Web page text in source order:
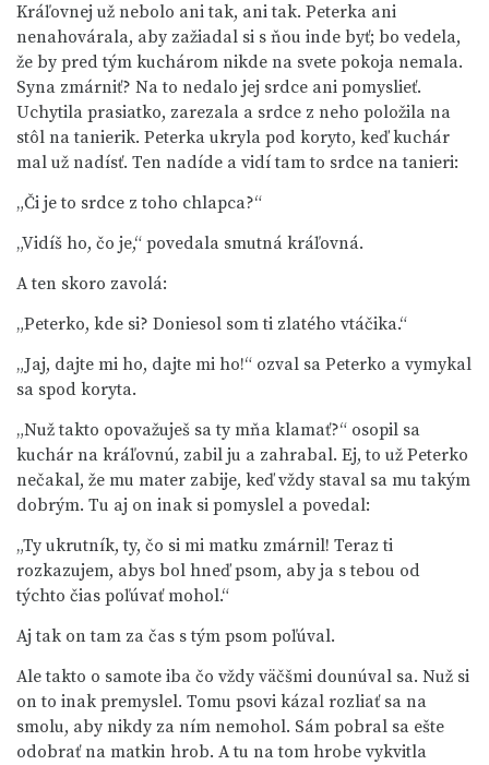
Kráľovnej už nebolo ani tak, ani tak. Peterka ani
nenahovárala, aby zažiadal si s ňou inde byť; bo vedela,
že by pred tým kuchárom nikde na svete pokoja nemala.
Syna zmárniť? Na to nedalo jej srdce ani pomyslieť.
Uchytila prasiatko, zarezala a srdce z neho položila na
stôl na tanierik. Peterka ukryla pod koryto, keď kuchár
mal už nadísť. Ten nadíde a vidí tam to srdce na tanieri:
„Či je to srdce z toho chlapca?“
„Vidíš ho, čo je,“ povedala smutná kráľovná.
A ten skoro zavolá:
„Peterko, kde si? Doniesol som ti zlatého vtáčika.“
„Jaj, dajte mi ho, dajte mi ho!“ ozval sa Peterko a vymykal
sa spod koryta.
„Nuž takto opovažuješ sa ty mňa klamať?“ osopil sa
kuchár na kráľovnú, zabil ju a zahrabal. Ej, to už Peterko
nečakal, že mu mater zabije, keď vždy staval sa mu takým
dobrým. Tu aj on inak si pomyslel a povedal:
„Ty ukrutník, ty, čo si mi matku zmárnil! Teraz ti
rozkazujem, abys bol hneď psom, aby ja s tebou od
týchto čias poľúvať mohol.“
Aj tak on tam za čas s tým psom poľúval.
Ale takto o samote iba čo vždy väčšmi dounúval sa. Nuž si
on to inak premyslel. Tomu psovi kázal rozliať sa na
smolu, aby nikdy za ním nemohol. Sám pobral sa ešte
odobrať na matkin hrob. A tu na tom hrobe vykvitla